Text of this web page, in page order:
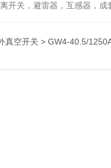
开关，避雷器，互感器，成
真空开关 > GW4-40.5/